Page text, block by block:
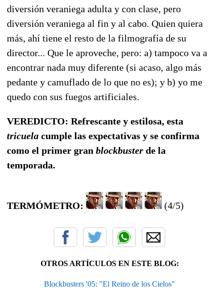
diversión veraniega adulta y con clase, pero
diversión veraniega al fin y al cabo. Quien quiera
más, ahí tiene el resto de la filmografía de su
director... Que le aproveche, pero: a) tampoco va a
encontrar nada muy diferente (si acaso, algo más
pedante y camuflado de lo que no es); y b) yo me
quedo con sus fuegos artificiales.
VEREDICTO: Refrescante y estilosa, esta
tricuela cumple las expectativas y se confirma
como el primer gran blockbuster de la
temporada.
TERMÓMETRO: (4/5)
OTROS ARTÍCULOS EN ESTE BLOG:
Blockbusters '05: "El Reino de los Cielos"